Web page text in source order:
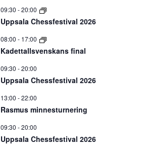
09:30 -20:00
Uppsala Chessfestival 2026
08:00 - 17:00
Kadettallsvenskans final
09:30 -20:00
Uppsala Chessfestival 2026
13:00 -22:00
Rasmus minnesturnering
09:30 -20:00
Uppsala Chessfestival 2026